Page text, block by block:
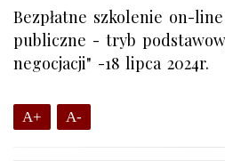
Bezpłatne szkolenie on-
publiczne - tryb
negocjacji" -18 lipca 2024r.
A+ A-